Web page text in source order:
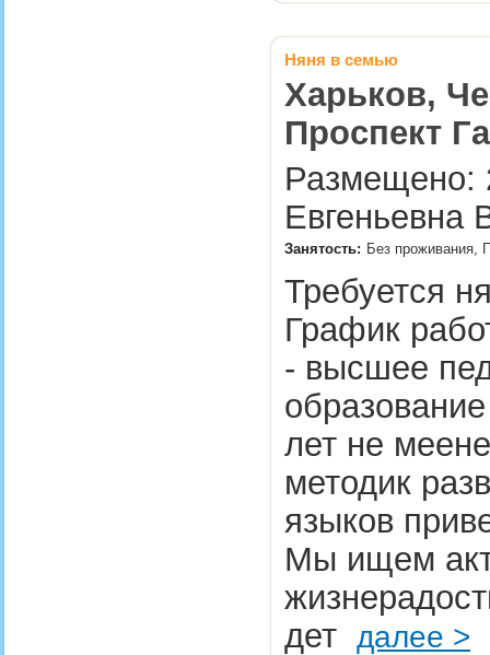
Няня в семью
Харьков,
Проспект
Размещено:
Евгеньевна
Занятость: Без проживания,
Требуется
График
- высшее
лет не
методик
языков
Мы ищем
дет далее >